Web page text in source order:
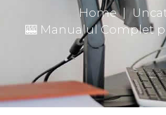
Home
🎰 Manualul Complet